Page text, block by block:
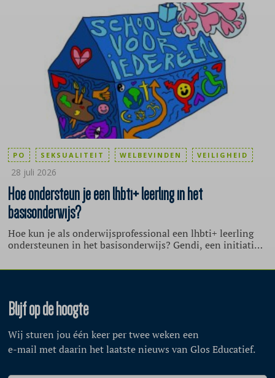
het verbeteren van het welbevinden van haar leerlingen
met een schoolbrede aanpak. De aanleiding hiervoor is dat
veel kinderen kampen met een kwetsbare mentale
gezondheid. Zij hebben bijvoorbeeld traumatische
ervaringen opgedaan door oorlog, armoede,
verwaarlozing, stressvolle thuissituaties of een gebrek aan
emotionele beschikbaarheid van ouders. Volgens de
schoolleiding zijn er in veel klassen slechts enkele
leerlingen zonder ingrijpende problemen.
Hoe ondersteun je een lhbti+ leerling in het
basisonderwijs?
Hoe kun je als onderwijsprofessional een lhbti+ leerling
ondersteunen in het basisonderwijs? Gendi, een initiatief
PO SEKSUALITEIT WELBEVINDEN VEILIGHEID
28 juli 2026
Blijf op de hoogte
Wij sturen jou één keer per twee weken een
e-mail met daarin het laatste nieuws van Glos Educatief.